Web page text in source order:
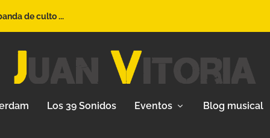
de culto ...
Los 39 Sonidos Eventos Blog musical